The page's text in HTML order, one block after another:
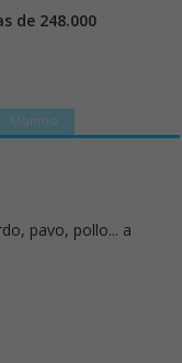
de 248.000
Mambo
pavo, pollo... a